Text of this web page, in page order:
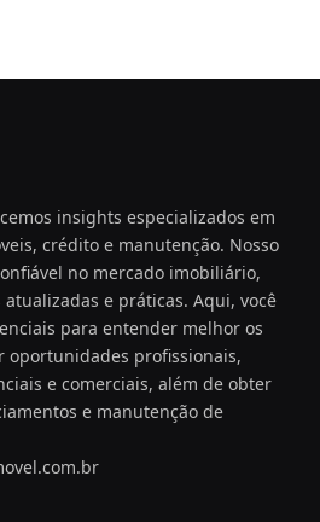
insights especializados em
crédito e manutenção. Nosso
no mercado imobiliário,
e práticas. Aqui, você
para entender melhor os
oportunidades profissionais,
e comerciais, além de obter
e manutenção de